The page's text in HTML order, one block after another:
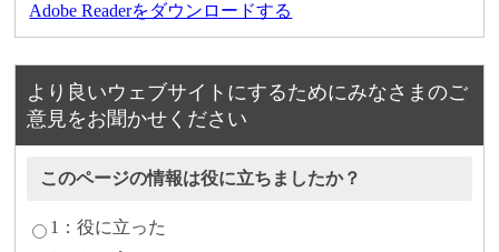
Adobe Readerをダウンロードする
より良いウェブサイトにするためにみなさまのご
意見をお聞かせください
このページの情報は役に立ちましたか？
1：役に立った